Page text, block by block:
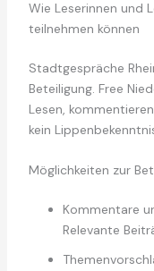
Wie Leserinnen und
teilnehmen können
Stadtgespräche
Beteiligung. Free
Lesen,
kein
Möglichkeiten zur
Kommentare
Relevante